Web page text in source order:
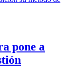
pone a